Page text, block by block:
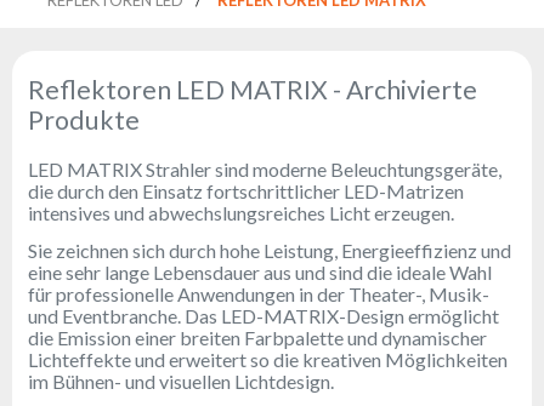
Reflektoren
Controller
Reflektoren
Outlet
Suchen
zu
Reflektoren LED MATRIX - Archivierte
Produkte
LED MATRIX Strahler sind moderne Beleuchtungsgeräte,
die durch den Einsatz fortschrittlicher LED-Matrizen
intensives und abwechslungsreiches Licht erzeugen.
Sie zeichnen sich durch hohe Leistung, Energieeffizienz und
eine sehr lange Lebensdauer aus und sind die ideale Wahl
für professionelle Anwendungen in der Theater-, Musik-
und Eventbranche. Das LED-MATRIX-Design ermöglicht
die Emission einer breiten Farbpalette und dynamischer
Lichteffekte und erweitert so die kreativen Möglichkeiten
im Bühnen- und visuellen Lichtdesign.